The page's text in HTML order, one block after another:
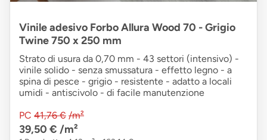
Vinile adesivo Forbo Allura Wood 70 - Grigio
Twine 750 x 250 mm
Strato di usura da 0,70 mm - 43 settori (intensivo) -
vinile solido - senza smussatura - effetto legno - a
spina di pesce - grigio - resistente - adatto a locali
umidi - antiscivolo - di facile manutenzione
PC 41,76 € /m²
39,50 € /m²